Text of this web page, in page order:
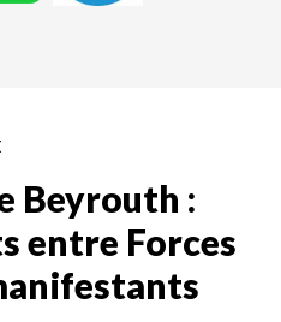
Beyrouth :
entre Forces